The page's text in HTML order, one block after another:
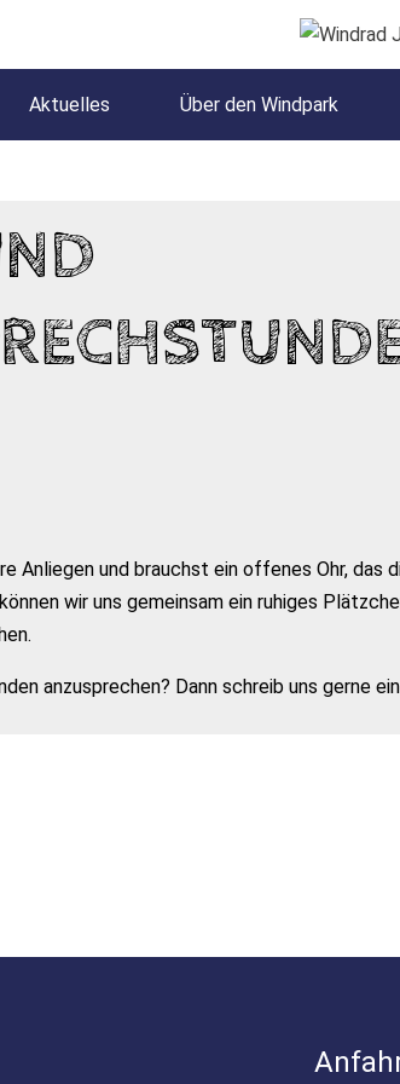
Aktuelles Über den Windpark
Anliegen und brauchst ein offenes Ohr, das
wir uns gemeinsam ein ruhiges
anzusprechen? Dann schreib uns gerne